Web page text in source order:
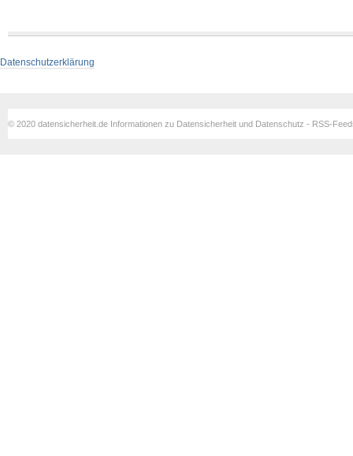
Datenschutzerklärung
© 2020 datensicherheit.de Informationen zu Datensicherheit und Datenschutz - RSS-